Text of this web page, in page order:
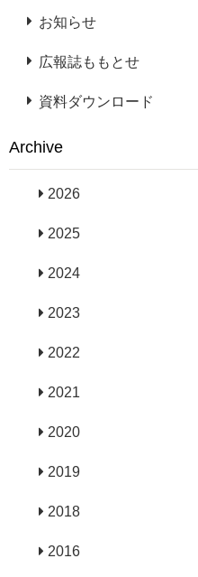
お知らせ
広報誌ももとせ
資料ダウンロード
Archive
2026
2025
2024
2023
2022
2021
2020
2019
2018
2016